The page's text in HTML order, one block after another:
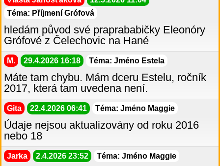
Téma: Příjmení Grófová
hledám původ své praprababičky Eleonóry
Grófové z Čelechovic na Hané
M. 29.4.2026 16:18 Téma: Jméno Estela
Máte tam chybu. Mám dceru Estelu, ročník
2017, která tam uvedena není.
Gita 22.4.2026 06:41 Téma: Jméno Maggie
Údaje nejsou aktualizovány od roku 2016
nebo 18
Jarka 2.4.2026 23:52 Téma: Jméno Maggie